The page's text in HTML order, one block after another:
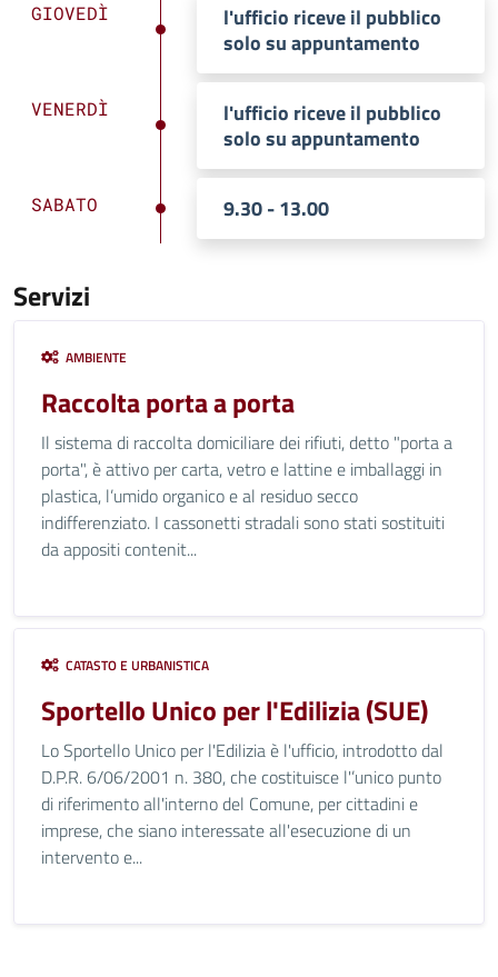
GIOVEDÌ
l'ufficio riceve il pubblico
solo su appuntamento
VENERDÌ
l'ufficio riceve il pubblico
solo su appuntamento
SABATO 9.30 - 13.00
Servizi
AMBIENTE
Raccolta porta a porta
Il sistema di raccolta domiciliare dei rifiuti, detto "porta a
porta", è attivo per carta, vetro e lattine e imballaggi in
plastica, l’umido organico e al residuo secco
indifferenziato. I cassonetti stradali sono stati sostituiti
da appositi contenit...
CATASTO E URBANISTICA
Sportello Unico per l'Edilizia (SUE)
Lo Sportello Unico per l'Edilizia è l'ufficio, introdotto dal
D.P.R. 6/06/2001 n. 380, che costituisce l'’unico punto
di riferimento all'interno del Comune, per cittadini e
imprese, che siano interessate all'esecuzione di un
intervento e...